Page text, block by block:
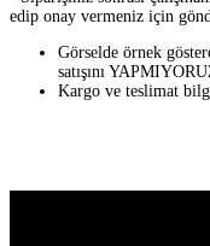
edip onay vermeniz için
Görselde örnek
satışını
Kargo ve teslimat